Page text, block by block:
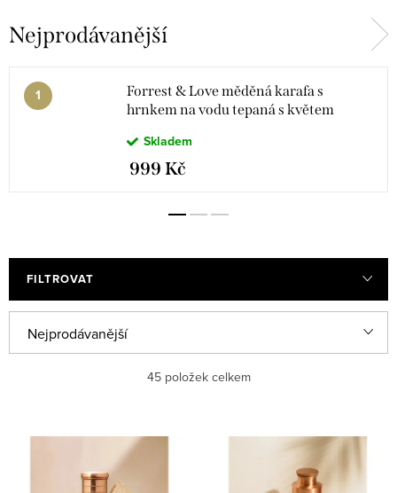
Nejprodávanější
Forrest & Love měděná karafa s
hrnkem na vodu tepaná s květem
Skladem
999 Kč
FILTROVAT
a
Nejprodávanější
45položek celkem